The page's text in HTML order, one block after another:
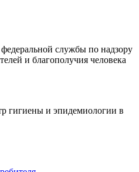
службы по надзору
и благополучия человека
гигиены и эпидемиологии в